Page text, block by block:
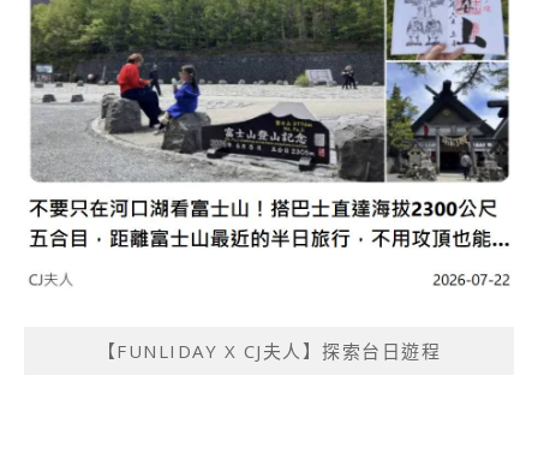
【FUNLIDAY X CJ夫人】探索台日遊程